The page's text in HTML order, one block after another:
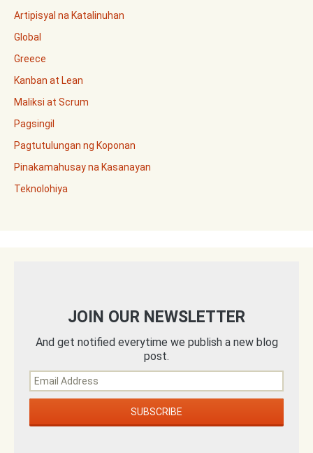
Artipisyal na Katalinuhan
Global
Greece
Kanban at Lean
Maliksi at Scrum
Pagsingil
Pagtutulungan ng Koponan
Pinakamahusay na Kasanayan
Teknolohiya
JOIN OUR NEWSLETTER
And get notified everytime we publish a new blog
post.